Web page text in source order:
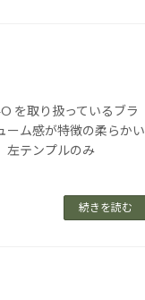
を取り扱っているブラ
ーム感が特徴の柔らかい
左テンプルのみ
続きを読む